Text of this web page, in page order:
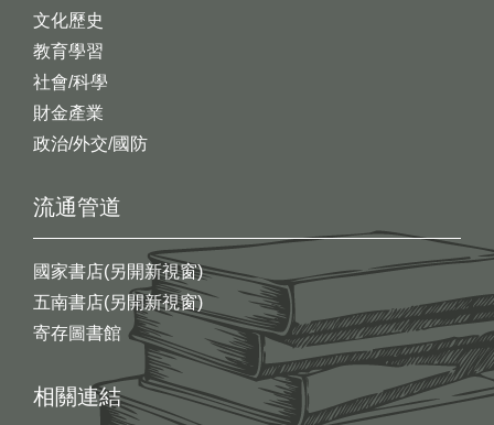
文化歷史
教育學習
社會/科學
財金產業
政治/外交/國防
流通管道
國家書店(另開新視窗)
五南書店(另開新視窗)
寄存圖書館
相關連結